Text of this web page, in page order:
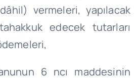
vermeleri, yapılacak
edecek tutarları
6 ncı maddesinin